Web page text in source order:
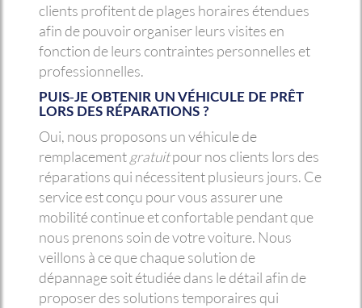
clients profitent de plages horaires étendues
afin de pouvoir organiser leurs visites en
fonction de leurs contraintes personnelles et
professionnelles.
PUIS-JE OBTENIR UN VÉHICULE DE PRÊT
LORS DES RÉPARATIONS ?
Oui, nous proposons un véhicule de
remplacement gratuitpour nos clients lors des
réparations qui nécessitent plusieurs jours. Ce
service est conçu pour vous assurer une
mobilité continue et confortable pendant que
nous prenons soin de votre voiture. Nous
veillons à ce que chaque solution de
dépannage soit étudiée dans le détail afin de
proposer des solutions temporaires qui